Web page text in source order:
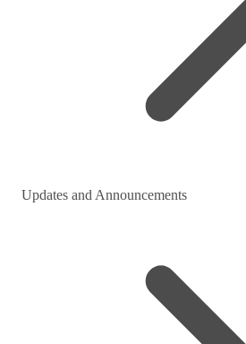
Updates and Announcements